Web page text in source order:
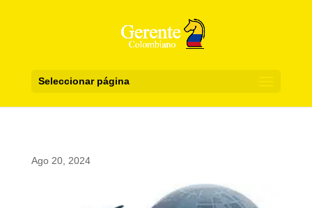
Seleccionar página
Ago 20, 2024